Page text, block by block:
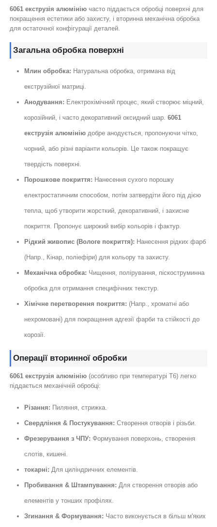
6061 екструзія алюмінію часто піддається обробці поверхні для
покращення естетики або захисту, і вторинна механічна обробка
для остаточної конфігурації деталей.
Загальна обробка поверхні
Млин обробка: Натуральна обробка, отримана від
екструзійної матриці.
Анодування: Електрохімічний процес, який створює міцний,
корозійний, і часто декоративний оксидний шар. 6061
екструзія алюмініюдобре анодується, пропонуючи чітко,
чорний, або різні варіанти кольорів. Це також покращує
твердість поверхні.
Порошкове покриття: Нанесення сухого порошку
електростатичним способом, потім затвердіти його під дією
тепла, щоб утворити жорсткий, декоративний, і захисне
покриття. Пропонує широкий вибір кольорів і фактур.
Рідкий живопис (Вологе покриття): Нанесення рідких фарб
(Напр., Кінар, поліефіри) для кольору та захисту.
Механічна обробка: Чищення, полірування, піскоструминна
обробка для отримання специфічних текстур.
Хімічне перетворення покриття: (Напр., хроматні або
нехромовані) для покращення адгезії фарби та стійкості до
корозії.
Операції вторинної обробки
6061 екструзія алюмінію (особливо при температурі Т6) легко
піддається механічній обробці:
Різання: Пиляння, стрижка.
Свердління & Постукування: Створення отворів і різьби.
Фрезерування з ЧПУ: Формування поверхонь, створення
слотів, кишені.
токарні: Для циліндричних елементів.
Пробивання & Штампування: Для створення отворів або
елементів у тонших профілях.
Згинання & Формування: Часто виконується в більш м'яких